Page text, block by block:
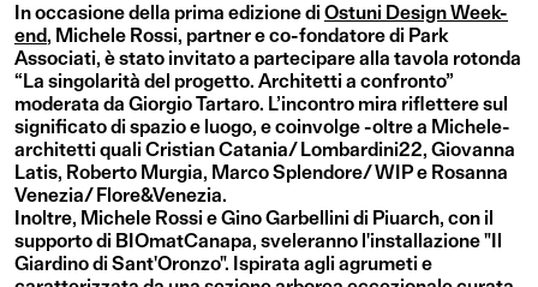
In occasione della prima edizione diOstuni Design Week-
end, Michele Rossi, partner e co-fondatore di Park
Associati, è stato invitato a partecipare alla tavola rotonda
“La singolarità del progetto. Architetti a confronto”
moderata da Giorgio Tartaro. L’incontro mira riflettere sul
significato di spazio e luogo, e coinvolge -oltre a Michele-
architetti quali Cristian Catania/ Lombardini22, Giovanna
Latis, Roberto Murgia, Marco Splendore/ WIP e Rosanna
Venezia/ Flore&Venezia.
Inoltre, Michele Rossi e Gino Garbellini di Piuarch, con il
supporto di BIOmatCanapa, sveleranno l'installazione "Il
Giardino di Sant'Oronzo". Ispirata agli agrumeti e